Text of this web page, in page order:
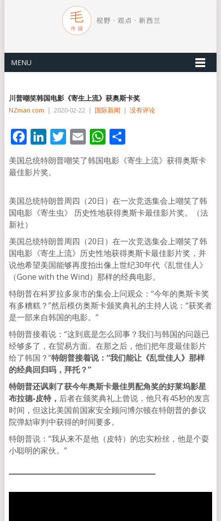
MENU
川普嘲笑韩国电影《寄生上流》获奥斯卡奖
NZmao com | 2020-02-22 | 国际新闻 | 没有评论
Facebook
LinkedIn
Twitter
EmailWhatsApp
分
享
美国总统特朗普嘲笑了韩国电影《寄生上流》获得奥斯卡
最佳影片奖。
美国总统特朗普周四（20日）在一次竞选集会上嘲笑了韩
国电影《寄生虫》 历史性地获得奥斯卡最佳影片奖。（法
新社）
美国总统特朗普周四（20日）在一次竞选集会上嘲笑了韩
国电影《寄生上流》历史性地获得奥斯卡最佳影片奖，并
说他希望美国能够再度拍出像上世纪30年代《乱世佳人》
（Gone with the Wind）那样的经典电影。
特朗普在科罗拉多泉市的集会上问观众：“今年的奥斯卡奖
有多糟糕？”然后模仿奥斯卡颁奖典礼的主持人说：“获奖者
是一部来自韩国的电影。”
特朗普接着说：“这到底是怎么回事？我们与韩国的问题已
经够多了，在贸易方面。在那之后，他们把年度最佳影片
给了韩国？”特朗普接着说：“我们能让《乱世佳人》那样
的经典回归吗，拜托？”
特朗普还讽刺了获今年奥斯卡最佳男配角奖的好莱坞影星
布拉德-皮特， 后者在颁奖典礼上曾说，他只有45秒的发言
时间，但这比美国前国家安全顾问博尔顿在特朗普的参议
院弹劾审判中获得的时间要多。
特朗普说：“我从来不是他（皮特）的忠实粉丝，他是个耍
小聪明的家伙。”